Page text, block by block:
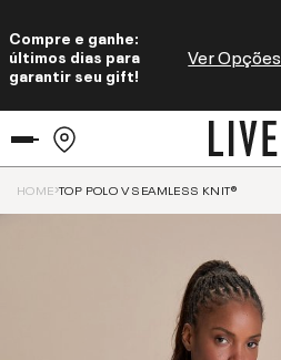
Compre e ganhe:
últimos dias para
garantir seu gift!
Ver Opções
HOME TOP POLO V SEAMLESS KNIT®